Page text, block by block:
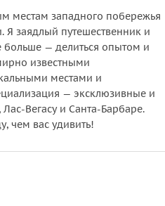
местам западного побережья
заядлый путешественник и
больше — делиться опытом и
известными
местами и
— эксклюзивные и
Вегасу и Санта-Барбаре.
чем вас удивить!